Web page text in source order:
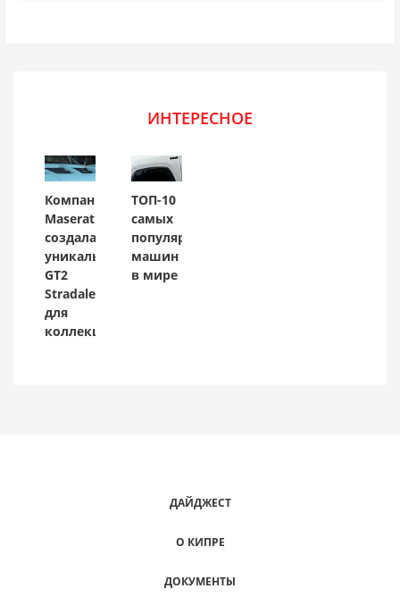
ИНТЕРЕСНОЕ
Компания
Maserati
создала
уникальный
GT2
Stradale
для
коллекционера
ТОП-10
самых
популярных
машин
в мире
ДАЙДЖЕСТ
О КИПРЕ
ДОКУМЕНТЫ